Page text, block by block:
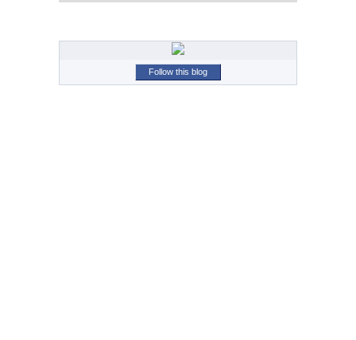
Follow this blog